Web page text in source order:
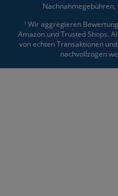
¹ Wir aggregieren
Amazon und Trusted Shops.
von echten Transaktionen
nachvollzogen